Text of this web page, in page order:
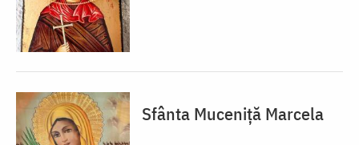
Sfânta Muceniță Marcela